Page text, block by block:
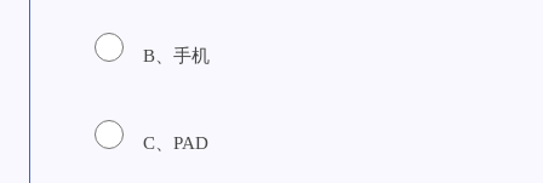
B、手机
C、PAD